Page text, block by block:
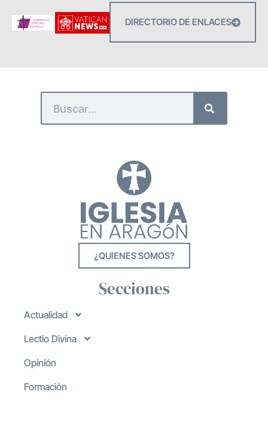
DIRECTORIO DE ENLACES
¿QUIENES SOMOS?
Secciones
Actualidad
Lectio Divina
Opinión
Formación